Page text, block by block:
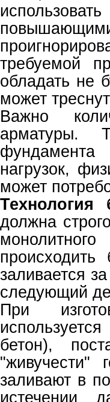
требуемой
обладать не
может
Важно
арматуры.
фундамента
нагрузок,
может
Технология
должна
заливается
следующий
При
бетон),
"живучести"
заливают в
истечении